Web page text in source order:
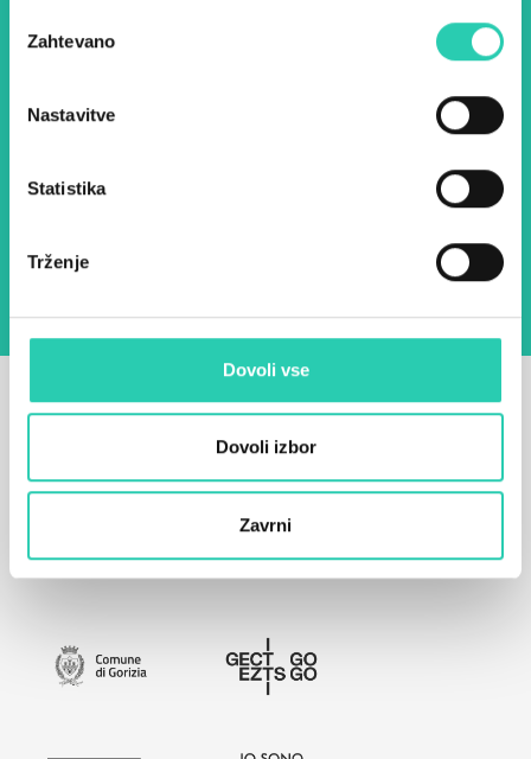
soglasja
Zahtevano
Nastavitve
Statistika
Trženje
Dovoli vse
Dovoli izbor
Zavrni
Ime *